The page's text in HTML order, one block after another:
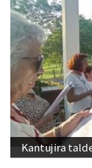
Kantujira